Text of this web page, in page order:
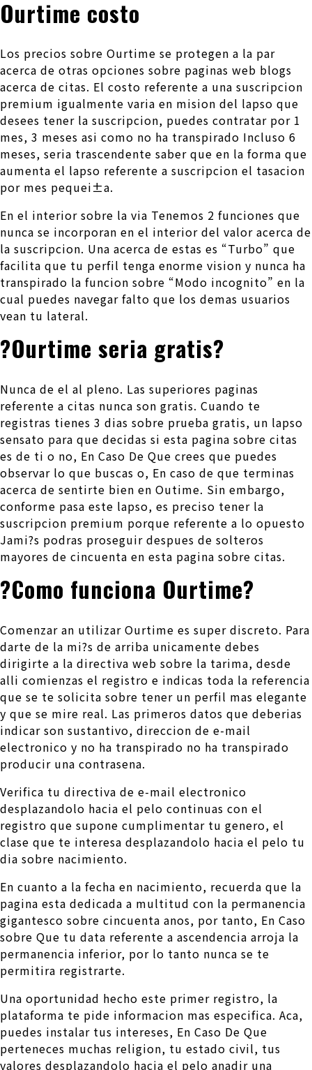
Ourtime costo
Los precios sobre Ourtime se protegen a la par
acerca de otras opciones sobre paginas web blogs
acerca de citas. El costo referente a una suscripcion
premium igualmente varia en mision del lapso que
desees tener la suscripcion, puedes contratar por 1
mes, 3 meses asi­ como no ha transpirado Incluso 6
meses, seri­a trascendente saber que en la forma que
aumenta el lapso referente a suscripcion el tasacion
por mes pequei±a.
En el interior sobre la vi­a Tenemos 2 funciones que
nunca se incorporan en el interior del valor acerca de
la suscripcion. Una acerca de estas es “Turbo” que
facilita que tu perfil tenga enorme vision y nunca ha
transpirado la funcion sobre “Modo incognito” en la
cual puedes navegar falto que los demas usuarios
vean tu lateral.
?Ourtime seri­a gratis?
Nunca de el al pleno. Las superiores paginas
referente a citas nunca son gratis. Cuando te
registras tienes 3 dias sobre prueba gratis, un lapso
sensato para que decidas si esta pagina sobre citas
es de ti o no, En Caso De Que crees que puedes
observar lo que buscas o, En caso de que terminas
acerca de sentirte bien en Outime. Sin embargo,
conforme pasa este lapso, es preciso tener la
suscripcion premium porque referente a lo opuesto
Jami?s podras proseguir despues de solteros
mayores de cincuenta en esta pagina sobre citas.
?Como funciona Ourtime?
Comenzar an utilizar Ourtime es super discreto. Para
darte de la mi?s de arriba unicamente debes
dirigirte a la directiva web sobre la tarima, desde
alli comienzas el registro e indicas toda la referencia
que se te solicita sobre tener un perfil mas elegante
y que se mire real. Las primeros datos que deberias
indicar son sustantivo, direccion de e-mail
electronico y no ha transpirado no ha transpirado
producir una contrasena.
Verifica tu directiva de e-mail electronico
desplazandolo hacia el pelo continuas con el
registro que supone cumplimentar tu genero, el
clase que te interesa desplazandolo hacia el pelo tu
dia sobre nacimiento.
En cuanto a la fecha en nacimiento, recuerda que la
pagina esta dedicada a multitud con la permanencia
gigantesco sobre cincuenta anos, por tanto, En Caso
sobre Que tu data referente a ascendencia arroja la
permanencia inferior, por lo tanto nunca se te
permitira registrarte.
Una oportunidad hecho este primer registro, la
plataforma te pide informacion mas especifica. Aca,
puedes instalar tus intereses, En Caso De Que
perteneces muchas religion, tu estado civil, tus
valores desplazandolo hacia el pelo anadir una